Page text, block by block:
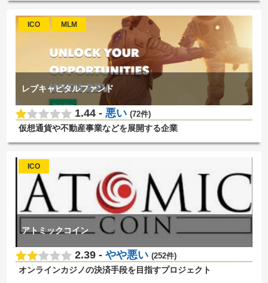
ICO MLM
レブキャピタルファンド
1.44 - 悪い (72件)
仮想通貨や不動産事業などを展開する企業
ICO
アトミックコイン
2.39 - やや悪い (252件)
オンラインカジノの決済手段を目指すプロジェクト